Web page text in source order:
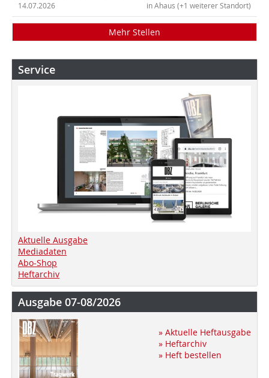
in Ahaus (+1 weiterer Standort)
14.07.2026
Mehr Stellen
Service
Aktuelle Ausgabe
Mediadaten
Abo-Shop
Heftarchiv
Ausgabe 07-08/2026
» Aktuelle Heftausgabe
» Heftarchiv
» Heft bestellen